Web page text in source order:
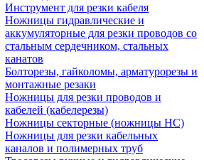
Инструмент для резки кабеля
Ножницы гидравлические и
аккумуляторные для резки проводов со
стальным сердечником, стальных
канатов
Болторезы, гайколомы, арматурорезы и
монтажные резаки
Ножницы для резки проводов и
кабелей (кабелерезы)
Ножницы секторные (ножницы НС)
Ножницы для резки кабельных
каналов и полимерных труб